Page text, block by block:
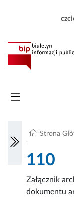
Strona
110
Załącznik
dokumentu